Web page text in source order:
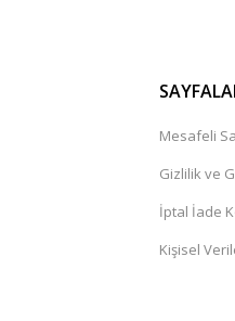
Mesafeli
Gizlilik ve
İptal İade
Kişisel